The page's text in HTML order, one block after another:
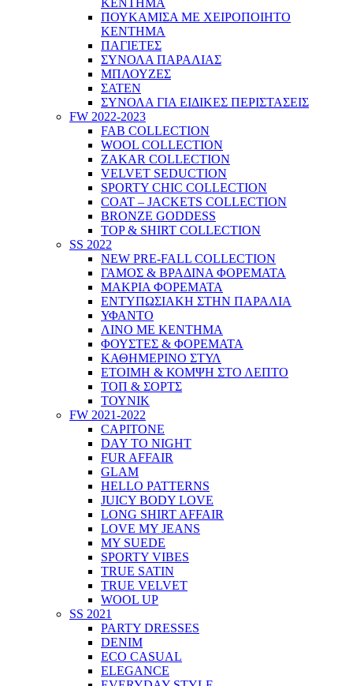
ΚΕΝΤΗΜΑ
ΠΟΥΚΑΜΙΣΑ ΜΕ ΧΕΙΡΟΠΟΙΗΤΟ
ΚΕΝΤΗΜΑ
ΠΑΓΙΕΤΕΣ
ΣΥΝΟΛΑ ΠΑΡΑΛΙΑΣ
ΜΠΛΟΥΖΕΣ
ΣΑΤΕΝ
ΣΥΝΟΛΑ ΓΙΑ ΕΙΔΙΚΕΣ ΠΕΡΙΣΤΑΣΕΙΣ
FW 2022-2023
FAB COLLECTION
WOOL COLLECTION
ZAKAR COLLECTION
VELVET SEDUCTION
SPORTY CHIC COLLECTION
COAT – JACKETS COLLECTION
BRONZE GODDESS
TOP & SHIRT COLLECTION
SS 2022
NEW PRE-FALL COLLECTION
ΓΑΜΟΣ & ΒΡΑΔΙΝΑ ΦΟΡΕΜΑΤΑ
ΜΑΚΡΙΑ ΦΟΡΕΜΑΤΑ
ΕΝΤΥΠΩΣΙΑΚΗ ΣΤΗΝ ΠΑΡΑΛΙΑ
ΥΦΑΝΤΟ
ΛΙΝΟ ΜΕ ΚΕΝΤΗΜΑ
ΦΟΥΣΤΕΣ & ΦΟΡΕΜΑΤΑ
ΚΑΘΗΜΕΡΙΝΟ ΣΤΥΛ
ΕΤΟΙΜΗ & ΚΟΜΨΗ ΣΤΟ ΛΕΠΤΟ
ΤΟΠ & ΣΟΡΤΣ
ΤΟΥΝΙΚ
FW 2021-2022
CAPITONE
DAY TO NIGHT
FUR AFFAIR
GLAM
HELLO PATTERNS
JUICY BODY LOVE
LONG SHIRT AFFAIR
LOVE MY JEANS
MY SUEDE
SPORTY VIBES
TRUE SATIN
TRUE VELVET
WOOL UP
SS 2021
PARTY DRESSES
DENIM
ECO CASUAL
ELEGANCE